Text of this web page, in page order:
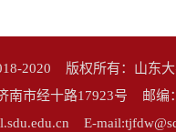
2020 版权所有：山东
南市经十路17923号 邮
E-